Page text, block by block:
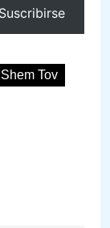
Suscribirse
Tov